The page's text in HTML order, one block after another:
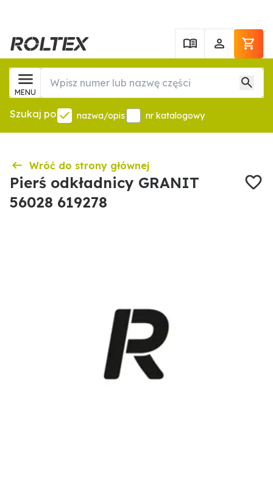
MENU
Szukaj po nazwa/opis nr katalogowy
Wróć do strony głównej
Pierś odkładnicy GRANIT
56028 619278